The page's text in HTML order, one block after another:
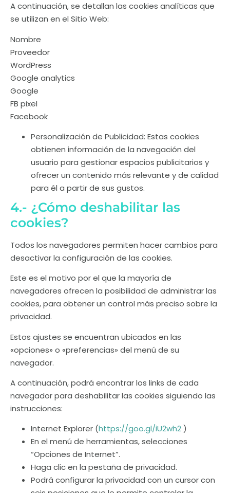
A continuación, se detallan las cookies analíticas que
se utilizan en el Sitio Web:
Nombre
Proveedor
WordPress
Google analytics
Google
FB pixel
Facebook
Personalización de Publicidad: Estas cookies
obtienen información de la navegación del
usuario para gestionar espacios publicitarios y
ofrecer un contenido más relevante y de calidad
para él a partir de sus gustos.
4.- ¿Cómo deshabilitar las
cookies?
Todos los navegadores permiten hacer cambios para
desactivar la configuración de las cookies.
Este es el motivo por el que la mayoría de
navegadores ofrecen la posibilidad de administrar las
cookies, para obtener un control más preciso sobre la
privacidad.
Estos ajustes se encuentran ubicados en las
«opciones» o «preferencias» del menú de su
navegador.
A continuación, podrá encontrar los links de cada
navegador para deshabilitar las cookies siguiendo las
instrucciones:
Internet Explorer (https://goo.gl/iU2wh2)
En el menú de herramientas, selecciones
“Opciones de Internet”.
Haga clic en la pestaña de privacidad.
Podrá configurar la privacidad con un cursor con